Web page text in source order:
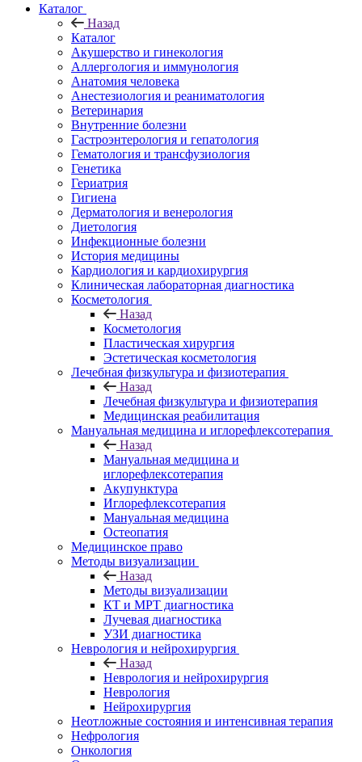
Каталог
Назад
Каталог
Акушерство и гинекология
Аллергология и иммунология
Анатомия человека
Анестезиология и реаниматология
Ветеринария
Внутренние болезни
Гастроэнтерология и гепатология
Гематология и трансфузиология
Генетика
Гериатрия
Гигиена
Дерматология и венерология
Диетология
Инфекционные болезни
История медицины
Кардиология и кардиохирургия
Клиническая лабораторная диагностика
Косметология
Назад
Косметология
Пластическая хирургия
Эстетическая косметология
Лечебная физкультура и физиотерапия
Назад
Лечебная физкультура и физиотерапия
Медицинская реабилитация
Мануальная медицина и иглорефлексотерапия
Назад
Мануальная медицина и
иглорефлексотерапия
Акупунктура
Иглорефлексотерапия
Мануальная медицина
Остеопатия
Медицинское право
Методы визуализации
Назад
Методы визуализации
КТ и МРТ диагностика
Лучевая диагностика
УЗИ диагностика
Неврология и нейрохирургия
Назад
Неврология и нейрохирургия
Неврология
Нейрохирургия
Неотложные состояния и интенсивная терапия
Нефрология
Онкология